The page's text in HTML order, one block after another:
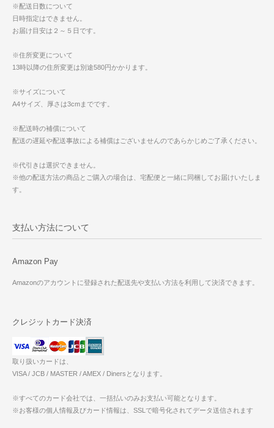
※配送日数について
日時指定はできません。
お届け目安は２～５日です。
※住所変更について
13時以降の住所変更は別途580円かかります。
※サイズについて
A4サイズ、厚さは3cmまでです。
※配送時の補償について
配送の遅延や配送事故による補償はございませんのであらかじめご了承ください。
※代引きは選択できません。
※他の配送方法の商品とご購入の場合は、宅配便と一緒に同梱してお届けいたしま
す。
支払い方法について
Amazon Pay
Amazonのアカウントに登録された配送先や支払い方法を利用して決済できます。
クレジットカード決済
取り扱いカードは、
VISA / JCB / MASTER / AMEX / Dinersとなります。
※すべてのカード会社では、一括払いのみお支払い可能となります。
※お客様の個人情報及びカード情報は、SSLで暗号化されてデータ送信されます